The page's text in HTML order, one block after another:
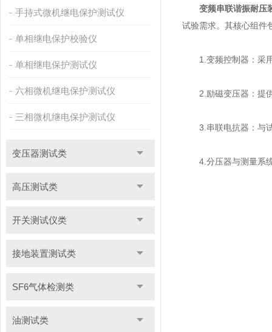
手持式微机继电保护测试仪
单相继电保护校验仪
单相继电保护测试仪
六相微机继电保护测试仪
三相微机继电保护测试仪
变压器测试类
高压测试类
开关测试仪类
接地装置测试类
SF6气体检测类
油测试类
变频串联谐振耐压
试验需求。其核心组件
1.变频控制器：采用
2.励磁变压器：提供
3.串联电抗器：与试
4.分压器与测量系统